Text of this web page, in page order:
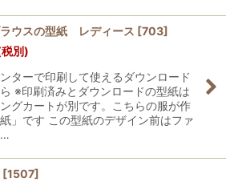
ラウスの型紙 レディース [703]
別)
ターで印刷して使えるダウンロード
※印刷済みとダウンロードの型紙は
グカートが別です。こちらの服が作
」です この型紙のデザイン前はファ
…
[1507]